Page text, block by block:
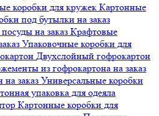
коробки для кружек Картонные
под бутылки на заказ
на заказ Крафтовые
Упаковочные коробки для
Двухслойный гофрокартон
из гофрокартона на заказ
заказ Универсальные коробки
упаковка для одеяла
Картонные коробки для